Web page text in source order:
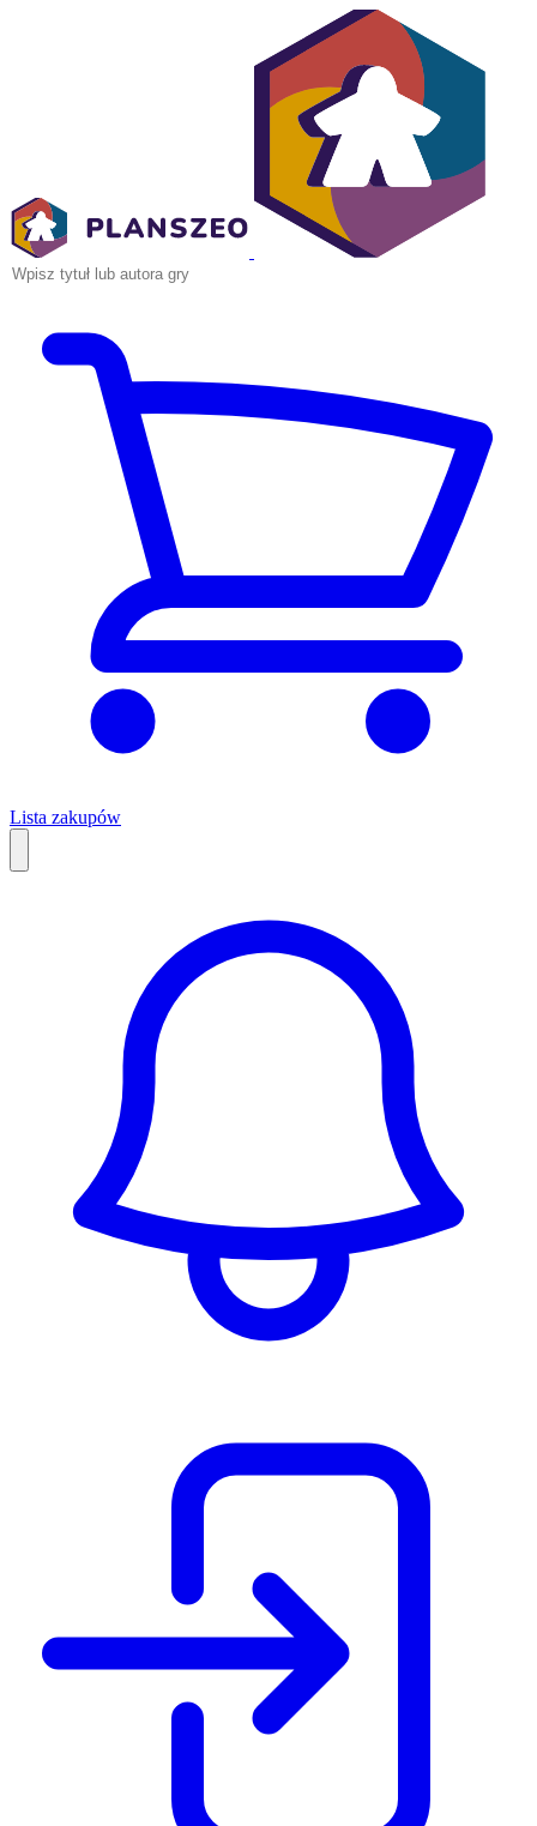
Lista zakupów